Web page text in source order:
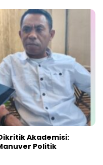
Akademisi:
Politik